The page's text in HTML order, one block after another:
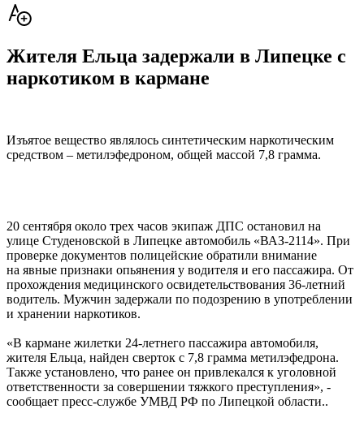
Жителя Ельца задержали в Липецке с
наркотиком в кармане
Изъятое вещество являлось синтетическим наркотическим
средством – метилэфедроном, общей массой 7,8 грамма.
20 сентября около трех часов экипаж ДПС остановил на
улице Студеновской в Липецке автомобиль «ВАЗ-2114». При
проверке документов полицейские обратили внимание
на явные признаки опьянения у водителя и его пассажира. От
прохождения медицинского освидетельствования 36-летний
водитель. Мужчин задержали по подозрению в употреблении
и хранении наркотиков.
«В кармане жилетки 24-летнего пассажира автомобиля,
жителя Ельца, найден сверток с 7,8 грамма метилэфедрона.
Также установлено, что ранее он привлекался к уголовной
ответственности за совершении тяжкого преступления», -
сообщает пресс-службе УМВД РФ по Липецкой области..